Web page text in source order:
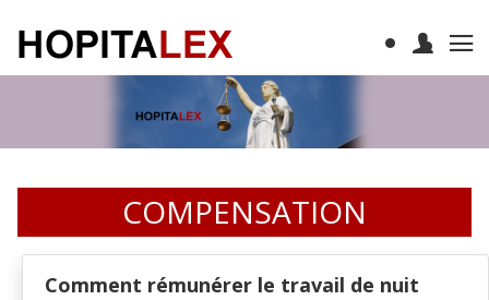
COMPENSATION
Comment rémunérer le travail de nuit